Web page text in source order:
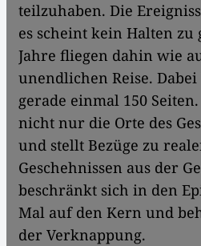
teilzuhaben. Die
es scheint kein Halten zu
Jahre fliegen dahin wie
unendlichen Reise.
gerade einmal 150
nicht nur die Orte des
und stellt Bezüge zu
Geschehnissen aus der
beschränkt sich in den
Mal auf den Kern und
der Verknappung.